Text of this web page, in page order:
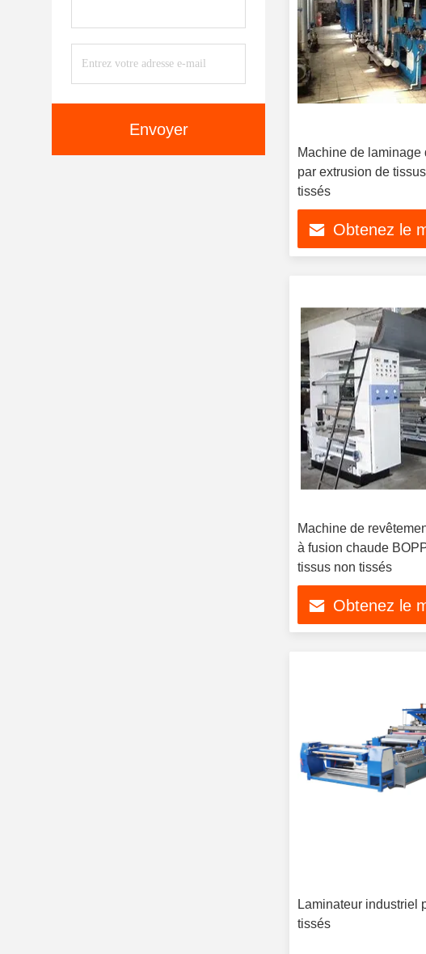
Envoyer
Machine de laminage
par extrusion de
tissés
Obtenez le
Machine de
à fusion chaude
tissus non tissés
Obtenez le
Laminateur industriel
tissés